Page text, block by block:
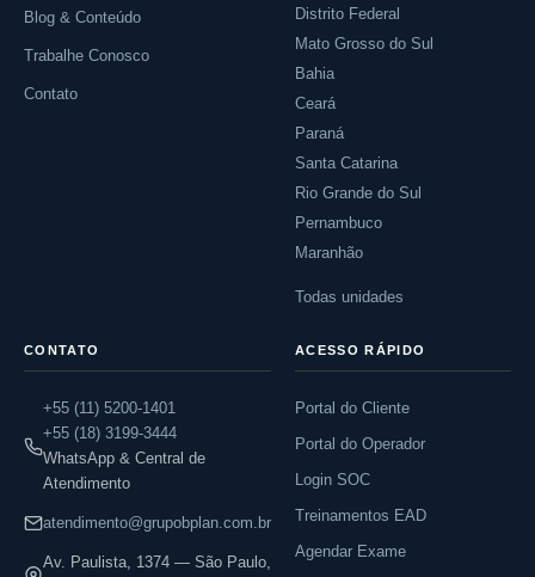
Blog & Conteúdo
Trabalhe Conosco
Contato
Distrito Federal
Mato Grosso do Sul
Bahia
Ceará
Paraná
Santa Catarina
Rio Grande do Sul
Pernambuco
Maranhão
Todas unidades
CONTATO
+55 (11) 5200-1401
+55 (18) 3199-3444
WhatsApp & Central de
Atendimento
atendimento@grupobplan.com.br
Av. Paulista, 1374 — São Paulo,
ACESSO RÁPIDO
Portal do Cliente
Portal do Operador
Login SOC
Treinamentos EAD
Agendar Exame